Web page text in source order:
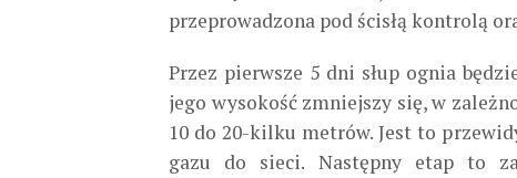
przeprowadzona pod ścisłą kontrolą
Przez pierwsze 5 dni słup ognia
jego wysokość zmniejszy się, w
10 do 20-kilku metrów. Jest to
gazu do sieci. Następny etap to